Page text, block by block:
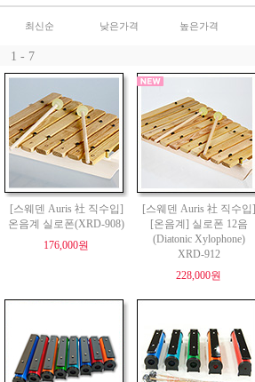
최신순 낮은가격 높은가격
1 - 7
[스웨덴 Auris 社 직수입]
온음계 실로폰(XRD-908)
176,000원
[스웨덴 Auris 社 직수입]
[온음계] 실로폰 12음
(Diatonic Xylophone)
XRD-912
228,000원